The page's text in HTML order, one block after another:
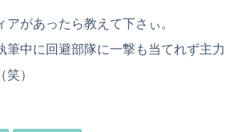
アがあったら教えて下さぃ。
筆中に回避部隊に一撃も当てれず主力
）